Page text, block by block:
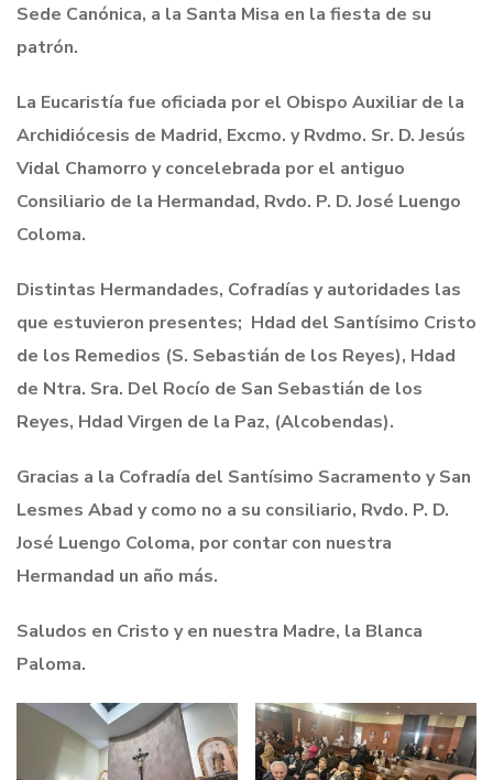
Sede Canónica, a la Santa Misa en la fiesta de su
patrón.
La Eucaristía fue oficiada por el Obispo Auxiliar de la
Archidiócesis de Madrid, Excmo. y Rvdmo. Sr. D. Jesús
Vidal Chamorro y concelebrada por el antiguo
Consiliario de la Hermandad, Rvdo. P. D. José Luengo
Coloma.
Distintas Hermandades, Cofradías y autoridades las
que estuvieron presentes; Hdad del Santísimo Cristo
de los Remedios (S. Sebastián de los Reyes), Hdad
de Ntra. Sra. Del Rocío de San Sebastián de los
Reyes, Hdad Virgen de la Paz, (Alcobendas).
Gracias a la Cofradía del Santísimo Sacramento y San
Lesmes Abad y como no a su consiliario, Rvdo. P. D.
José Luengo Coloma, por contar con nuestra
Hermandad un año más.
Saludos en Cristo y en nuestra Madre, la Blanca
Paloma.